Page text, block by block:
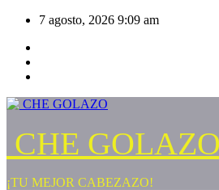
Saltar
contenido
7 agosto, 2026 9:09 am
CHE GOLAZO
¡TU MEJOR CABEZAZO!